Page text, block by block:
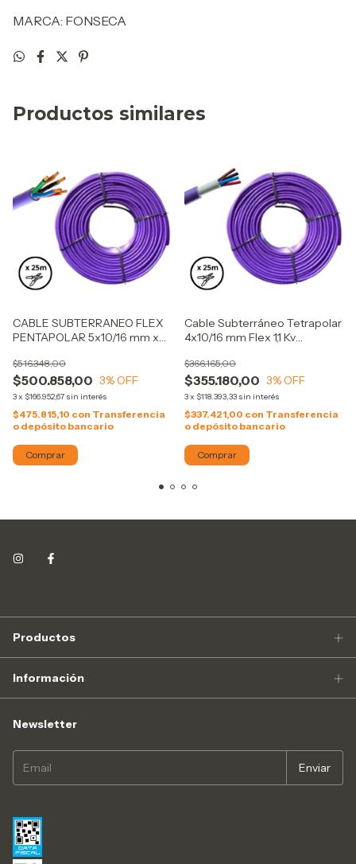
MARCA: FONSECA
Productos similares
CABLE SUBTERRANEO FLEX
PENTAPOLAR 5x10/16 mm x
$500.858,00
$516.348,00
3% OFF
3x $166.952,67 sin interés
$475.815,10 con Transferencia
o depósito bancario
Comprar
Cable Subterráneo Tetrapolar
4x10/16 mm Flex 1,1 Kv
$355.180,00
$366.165,00
3% OFF
3x $118.393,33 sin interés
$337.421,00 con Transferencia
o depósito bancario
Comprar
Productos
Información
Newsletter